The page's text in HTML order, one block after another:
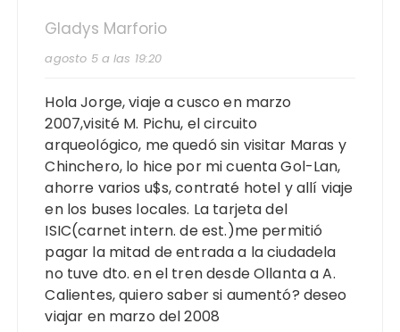
Gladys Marforio
agosto 5 a las 19:20
Hola Jorge, viaje a cusco en marzo
2007,visité M. Pichu, el circuito
arqueológico, me quedó sin visitar Maras y
Chinchero, lo hice por mi cuenta Gol-Lan,
ahorre varios u$s, contraté hotel y allí viaje
en los buses locales. La tarjeta del
ISIC(carnet intern. de est.)me permitió
pagar la mitad de entrada a la ciudadela
no tuve dto. en el tren desde Ollanta a A.
Calientes, quiero saber si aumentó? deseo
viajar en marzo del 2008